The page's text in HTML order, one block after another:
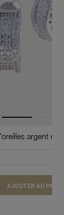
AJOUTER AU